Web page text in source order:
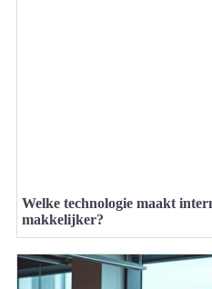
Welke technologie maakt
makkelijker?